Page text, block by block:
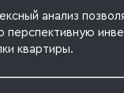
анализ
перспективную
квартиры.